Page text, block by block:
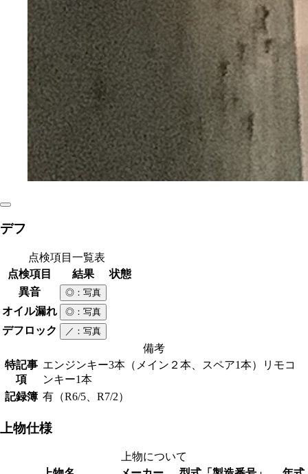
デフ
点検項目一覧表
点検項目
結果
状態
異音
◎ ：写真
オイル漏れ ◎ ：写真
デフロック ／ ：写真
備考
特記事
項
エンジンキー3本（メイン２本、スペア1本）リモコ
ンキー1本
記録簿 有（R6/5、R7/2）
上物仕様
上物について